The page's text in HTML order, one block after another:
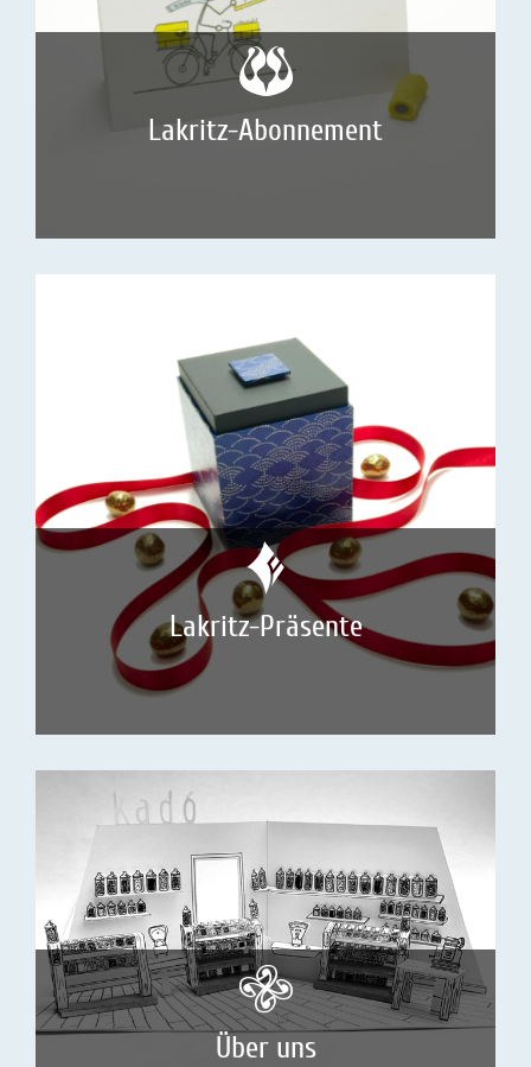
Lakritz-Abonnement
Lakritz-Präsente
Über uns